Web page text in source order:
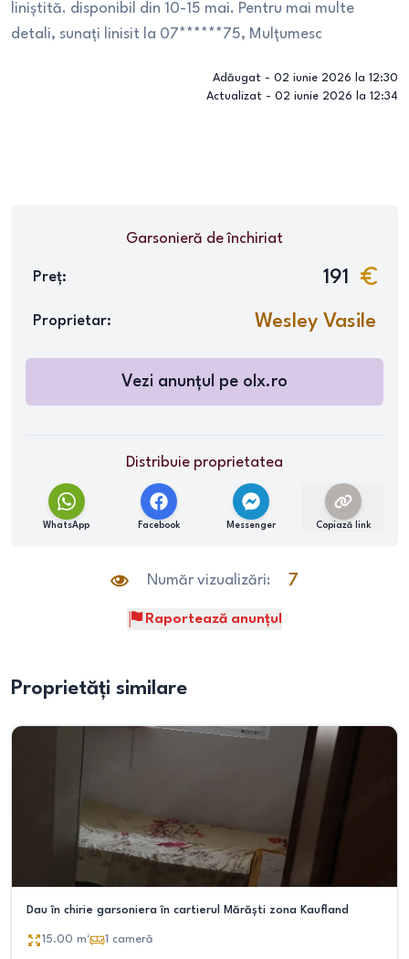
liniștită. disponibil din 10-15 mai. Pentru mai multe
detali, sunați linisit la 07******75, Mulțumesc
Adăugat - 02 iunie 2026 la 12:30
Actualizat - 02 iunie 2026 la 12:34
Garsonieră de închiriat
Preț: 191
Proprietar: Wesley Vasile
Vezi anunțul pe olx.ro
Distribuie proprietatea
WhatsApp Facebook Messenger Copiază link
Număr vizualizări: 7
Raportează anunțul
Proprietăți similare
Dau în chirie garsoniera în cartierul Mărăști zona Kaufland
15.00 m² 1 cameră